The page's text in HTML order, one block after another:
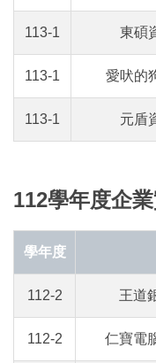
113-1 東碩
113-1 愛吠的
113-1 元盾
112學年度企
學年度
112-2 王道
112-2 仁寶電